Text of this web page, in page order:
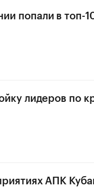
попали в топ-
лидеров по
АПК